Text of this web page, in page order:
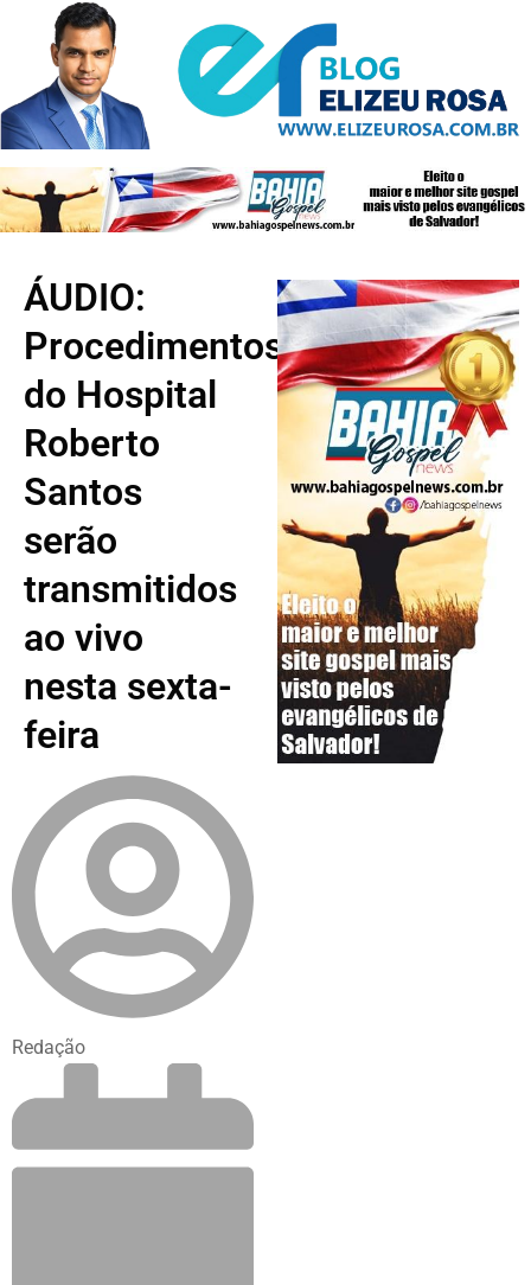
ÁUDIO:
Procedimentos
do Hospital
Roberto
Santos
serão
transmitidos
ao vivo
nesta sexta-
feira
Redação